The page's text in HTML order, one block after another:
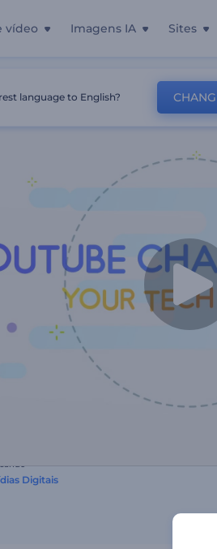
vídeo Imagens IA Sites
De Canal De Tecnologia No Youtube
Digitais
language to English?